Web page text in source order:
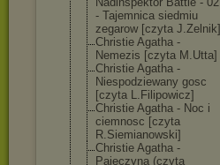
- Tajemnica siedmiu
zegarow [czyta J.Zelnik]
Christie Agatha -
Nemezis [czyta M.Utta]
Christie Agatha -
Niespodziewany gosc
[czyta L.Filipowicz]
Christie Agatha - Noc i
ciemnosc [czyta
R.Siemianowski]
Christie Agatha -
Pajeczyna (czyta